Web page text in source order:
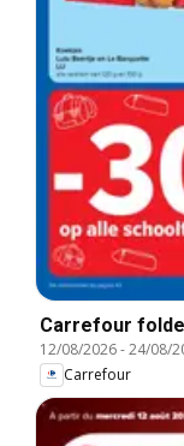
Carrefour
12/08/2026-24/08/
Carrefour